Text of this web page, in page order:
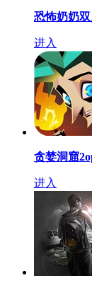
恐怖奶奶
进入
贪婪洞窟
进入